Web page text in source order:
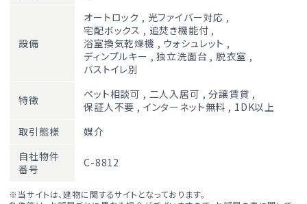
設備
オートロック , 光ファイバー対応 ,
宅配ボックス , 追焚き機能付 ,
浴室換気乾燥機 , ウォシュレット ,
ディンプルキー ,独立洗面台 , 脱衣室 ,
バストイレ別
特徴 ペット相談可 , 二人入居可 ,分譲賃貸 ,
保証人不要 , インターネット無料 , 1DK以上
取引態様
媒介
自社物件
番号
C-8812
※当サイトは、建物に関するサイトとなっております。